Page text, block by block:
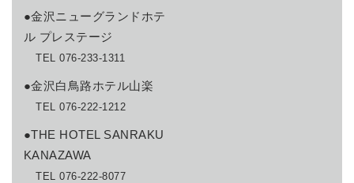
●金沢ニューグランドホテ
ル プレステージ
TEL 076-233-1311
●金沢白鳥路ホテル山楽
TEL 076-222-1212
●THE HOTEL SANRAKU
KANAZAWA
TEL 076-222-8077